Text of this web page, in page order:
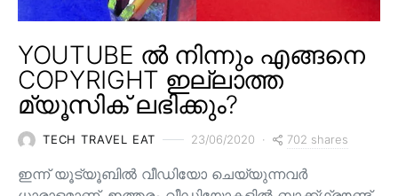
YOUTUBE ൽ നിന്നും എങ്ങനെ
COPYRIGHT ഇല്ലാത്ത
മ്യൂസിക് ലഭിക്കും?
TECH TRAVEL EAT 23/06/2020 702 shares
ഇന്ന് യൂട്യൂബിൽ വീഡിയോ ചെയ്യുന്നവർ